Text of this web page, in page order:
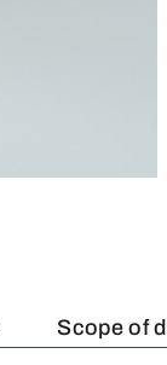
Scope of